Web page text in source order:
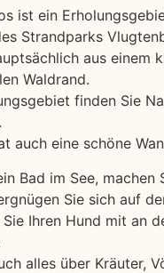
ist ein
Strandparks
aus einem
Waldrand.
finden Sie
auch eine schöne
Bad im See, machen
Sie sich auf
Ihren Hund mit an
alles über Kräuter,